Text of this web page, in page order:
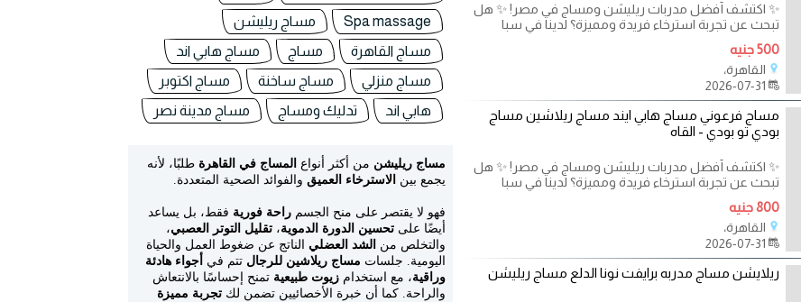
✨ اكتشف أفضل مدربات ريليشن ومساج في مصر! ✨ هل
تبحث عن تجربة استرخاء فريدة ومميزة؟ لدينا في سبا
500 جنيه
القاهرة،
مساج فرعوني مساج هابي ايند مساج ريلاشين مساج
بودي تو بودي - القاه
✨ اكتشف أفضل مدربات ريليشن ومساج في مصر! ✨ هل
تبحث عن تجربة استرخاء فريدة ومميزة؟ لدينا في سبا
800 جنيه
القاهرة،
ريلايشن مساج مدربه برايفت نونا الدلع مساج ريليشن
Spa massage
مساج ريليشن
مساج القاهرة
مساج
مساج هابي اند
مساج منزلي
مساج ساخنة
مساج اكتوبر
هابي اند
تدليك ومساج مساج مدينة نصر
مساج ريليشن من أكثر أنواع المساج في القاهرة طلبًا، لأنه
يجمع بين الاسترخاء العميق والفوائد الصحية المتعددة.
فهو لا يقتصر على منح الجسم راحة فورية فقط، بل يساعد
أيضًا على تحسين الدورة الدموية، تقليل التوتر العصبي،
والتخلص من الشد العضلي الناتج عن ضغوط العمل والحياة
اليومية. جلسات مساج ريلاشين للرجال تتم في أجواء هادئة
وراقية، مع استخدام زيوت طبيعية تمنح إحساسًا بالانتعاش
والراحة. كما أن خبرة الأخصائيين تضمن لك تجربة مميزة